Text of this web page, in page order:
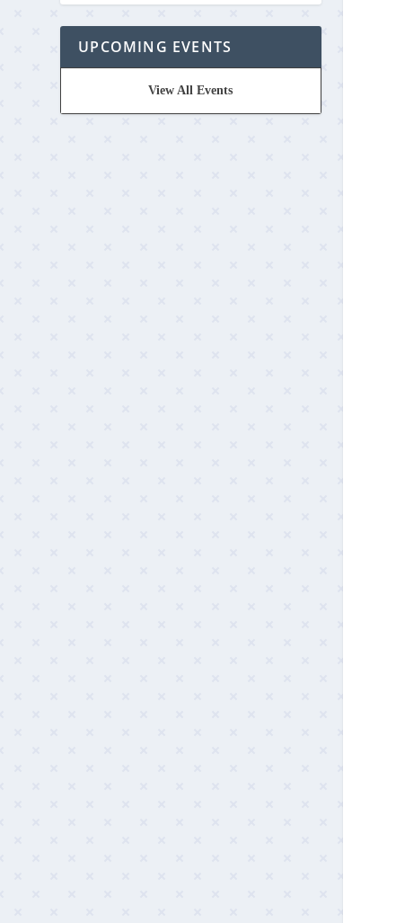
UPCOMING EVENTS
View All Events